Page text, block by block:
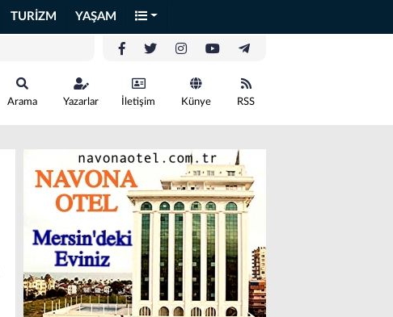
TURİZM YAŞAM
Arama Yazarlar İletişim Künye RSS